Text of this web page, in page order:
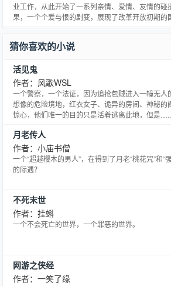
业工作，从此开始了一系列亲情、爱情、友情的
果，一个个爱与恨的剧变，展现了改革开放初期的
猜你喜欢的小说
活见鬼
作者：风歌WSL
一个警察，一个法证，因为追抢包贼进入一幢无人
想像的危险境地，红衣女子、诡异的房间、神秘
惊心，他们唯一的目的只是活着逃离此地，但是……
月老传人
作者：小庙书僧
一个“超越樱木的男人”，在得到了月老“桃花咒”和“
的际遇？
不死末世
作者：挂蝌
一个不会死亡的世界，一个罪恶的世界。
网游之侠经
作者：一笑了缘